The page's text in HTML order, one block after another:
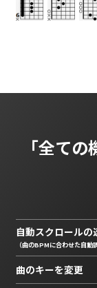
「全て
自動スクロールの
（曲のBPMに合わせた自動
曲のキーを変更